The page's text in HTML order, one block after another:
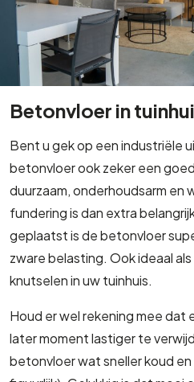
Betonvloer in
Bent u gek op een industriële
betonvloer ook zeker een
duurzaam, onderhoudsarm
fundering is dan extra
geplaatst is de betonvloer
zware belasting. Ook ideaal
knutselen in uw tuinhuis.
Houd er wel rekening mee dat
later moment lastiger te
betonvloer wat sneller koud